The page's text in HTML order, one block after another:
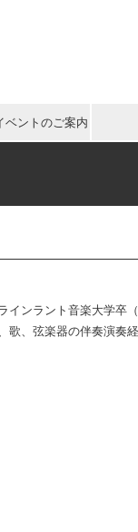
ベントのご案内
インラント音楽大学卒
歌、弦楽器の伴奏演奏